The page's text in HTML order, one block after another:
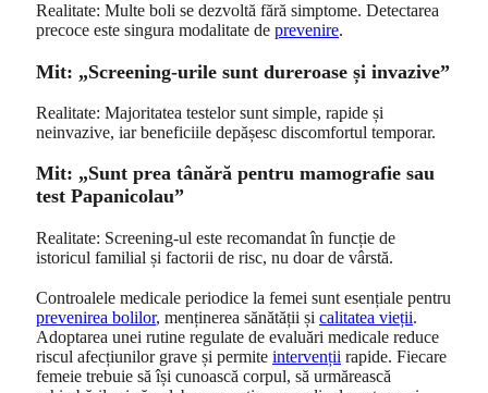
Realitate: Multe boli se dezvoltă fără simptome. Detectarea
precoce este singura modalitate de prevenire.
Mit: „Screening-urile sunt dureroase și invazive”
Realitate: Majoritatea testelor sunt simple, rapide și
neinvazive, iar beneficiile depășesc discomfortul temporar.
Mit: „Sunt prea tânără pentru mamografie sau
test Papanicolau”
Realitate: Screening-ul este recomandat în funcție de
istoricul familial și factorii de risc, nu doar de vârstă.
Controalele medicale periodice la femei sunt esențiale pentru
prevenirea bolilor, menținerea sănătății și calitatea vieții.
Adoptarea unei rutine regulate de evaluări medicale reduce
riscul afecțiunilor grave și permite intervenții rapide. Fiecare
femeie trebuie să își cunoască corpul, să urmărească